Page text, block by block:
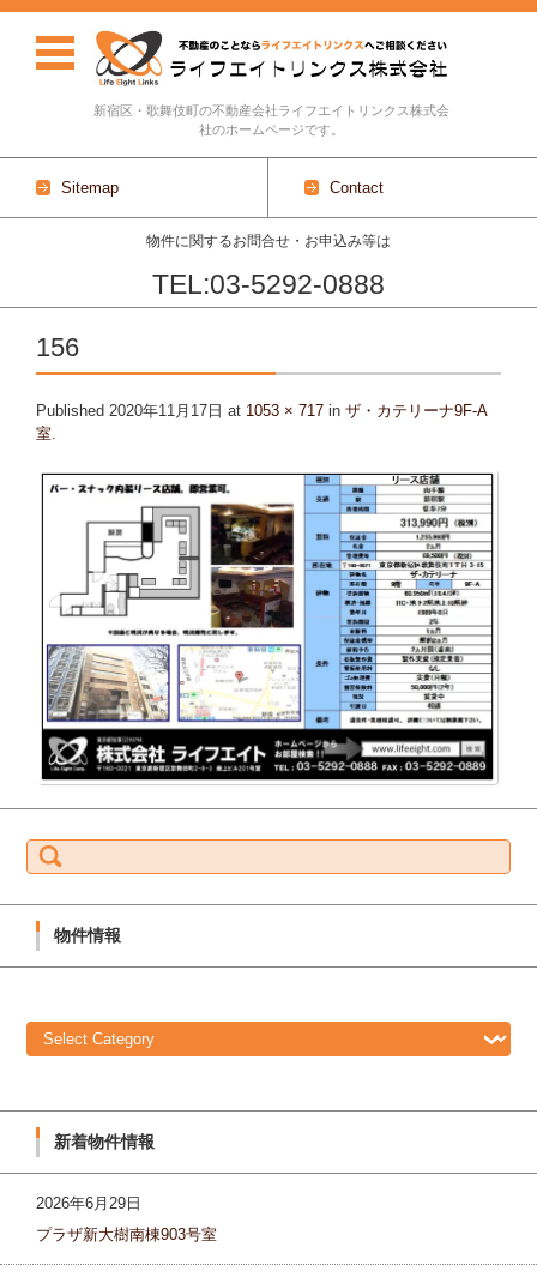
新宿区・歌舞伎町の不動産会社ライフエイトリンクス株式会
社のホームページです。
Sitemap Contact
物件に関するお問合せ・お申込み等は
TEL:03-5292-0888
Skip to content
156
Published 2020年11月17日 at 1053 × 717 in ザ・カテリーナ9F-A
室
e
r
h
物件情報
新着物件情報
2026年6月29日
プラザ新大樹南棟903号室